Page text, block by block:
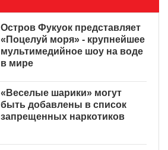
Остров Фукуок представляет
«Поцелуй моря» - крупнейшее
мультимедийное шоу на воде
в мире
«Веселые шарики» могут
быть добавлены в список
запрещенных наркотиков